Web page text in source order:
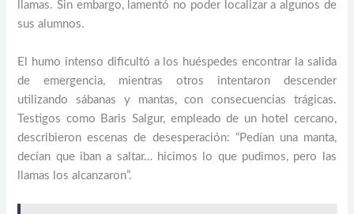
llamas. Sin embargo, lamentó no poder localizar a algunos de
sus alumnos.
El humo intenso dificultó a los huéspedes encontrar la salida
de emergencia, mientras otros intentaron descender
utilizando sábanas y mantas, con consecuencias trágicas.
Testigos como Baris Salgur, empleado de un hotel cercano,
describieron escenas de desesperación: “Pedían una manta,
decían que iban a saltar… hicimos lo que pudimos, pero las
llamas los alcanzaron”.